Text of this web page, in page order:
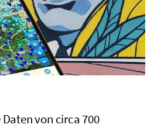
von circa 700